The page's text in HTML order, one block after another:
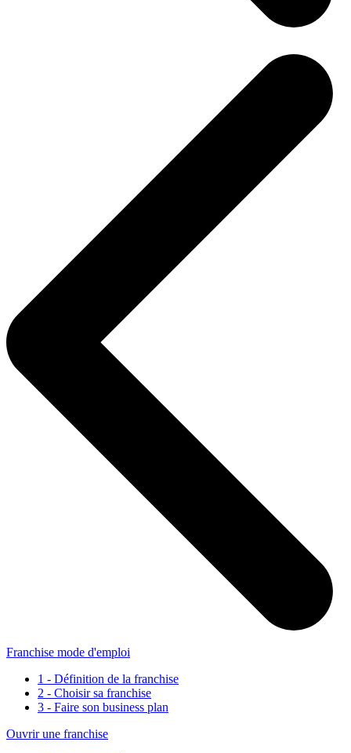
Franchise mode d'emploi
1 - Définition de la franchise
2 - Choisir sa franchise
3 - Faire son business plan
Ouvrir une franchise